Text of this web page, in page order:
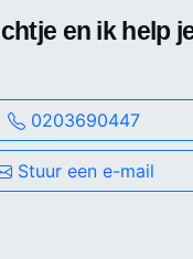
en ik help
0203690447
Stuur een e-mail